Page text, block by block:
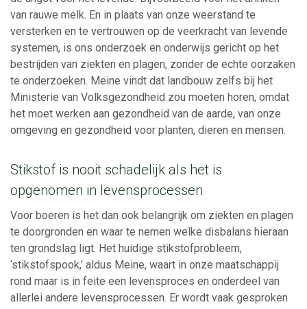
van rauwe melk. En in plaats van onze weerstand te
versterken en te vertrouwen op de veerkracht van levende
systemen, is ons onderzoek en onderwijs gericht op het
bestrijden van ziekten en plagen, zonder de echte oorzaken
te onderzoeken. Meine vindt dat landbouw zelfs bij het
Ministerie van Volksgezondheid zou moeten horen, omdat
het moet werken aan gezondheid van de aarde, van onze
omgeving en gezondheid voor planten, dieren en mensen.
Stikstof is nooit schadelijk als het is
opgenomen in levensprocessen
Voor boeren is het dan ook belangrijk om ziekten en plagen
te doorgronden en waar te nemen welke disbalans hieraan
ten grondslag ligt. Het huidige stikstofprobleem,
‘stikstofspook,’ aldus Meine, waart in onze maatschappij
rond maar is in feite een levensproces en onderdeel van
allerlei andere levensprocessen. Er wordt vaak gesproken